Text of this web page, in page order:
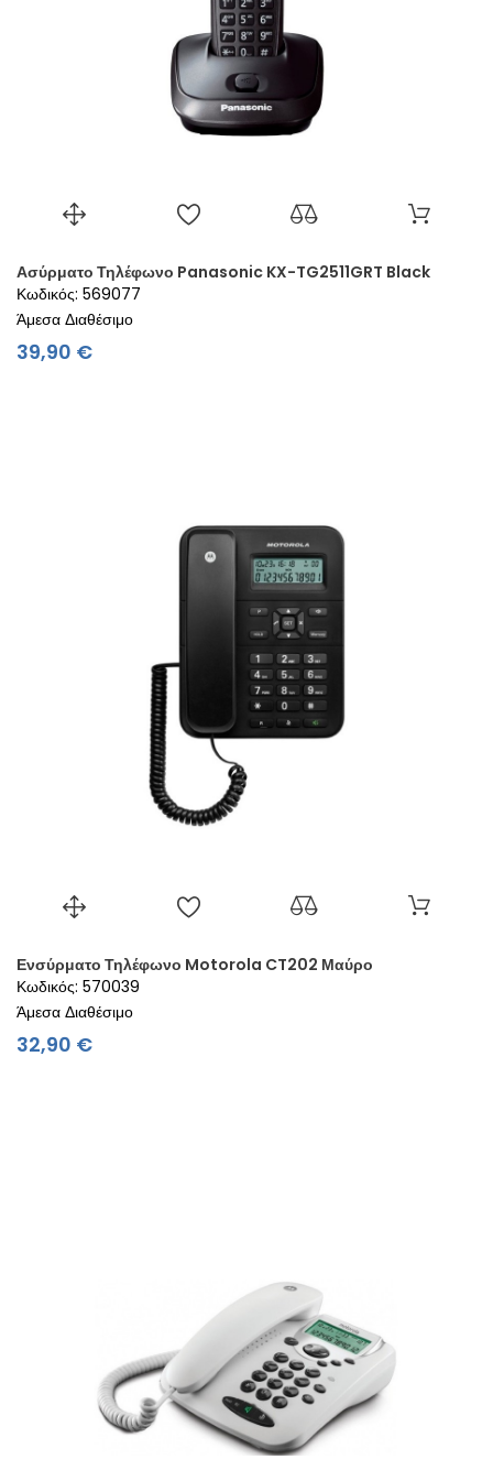
Ασύρματο Τηλέφωνο Panasonic KX-TG2511GRT Black
Κωδικός: 569077
Άμεσα Διαθέσιμο
39,90 €Τιμή
Ενσύρματο Τηλέφωνο Motorola CT202 Μαύρο
Κωδικός: 570039
Άμεσα Διαθέσιμο
32,90 €Τιμή